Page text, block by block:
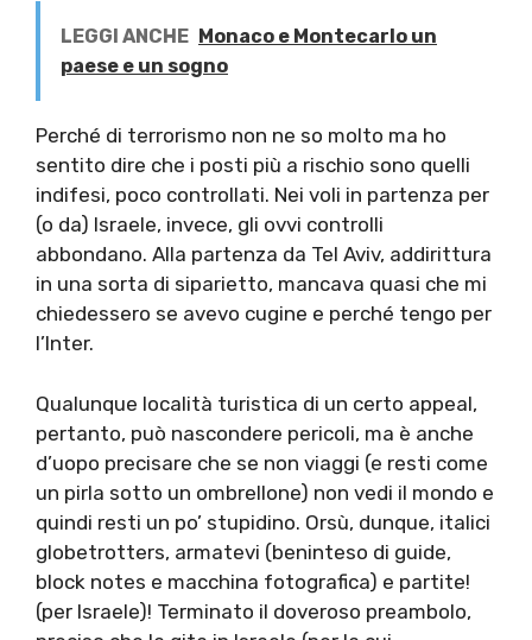
LEGGI ANCHE Monaco e Montecarlo un
paese e un sogno
Perché di terrorismo non ne so molto ma ho
sentito dire che i posti più a rischio sono quelli
indifesi, poco controllati. Nei voli in partenza per
(o da) Israele, invece, gli ovvi controlli
abbondano. Alla partenza da Tel Aviv, addirittura
in una sorta di siparietto, mancava quasi che mi
chiedessero se avevo cugine e perché tengo per
l’Inter.
Qualunque località turistica di un certo appeal,
pertanto, può nascondere pericoli, ma è anche
d’uopo precisare che se non viaggi (e resti come
un pirla sotto un ombrellone) non vedi il mondo e
quindi resti un po’ stupidino. Orsù, dunque, italici
globetrotters, armatevi (beninteso di guide,
block notes e macchina fotografica) e partite!
(per Israele)! Terminato il doveroso preambolo,